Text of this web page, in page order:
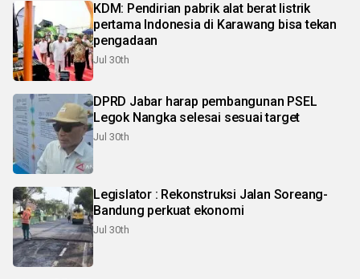
KDM: Pendirian pabrik alat berat listrik
pertama Indonesia di Karawang bisa tekan
pengadaan
Jul 30th
DPRD Jabar harap pembangunan PSEL
Legok Nangka selesai sesuai target
Jul 30th
Legislator : Rekonstruksi Jalan Soreang-
Bandung perkuat ekonomi
Jul 30th